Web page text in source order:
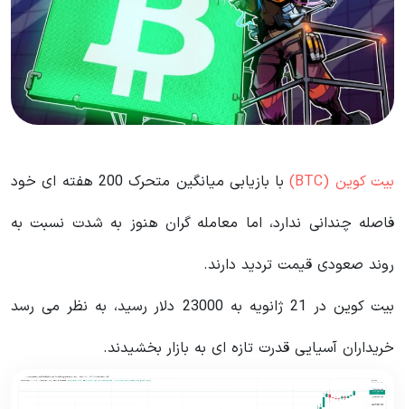
بیت کوین (BTC)
با بازیابی میانگین متحرک 200 هفته ای خود
فاصله چندانی ندارد، اما معامله گران هنوز به شدت نسبت به
روند صعودی قیمت تردید دارند.
بیت کوین در 21 ژانویه به 23000 دلار رسید، به نظر می رسد
خریداران آسیایی قدرت تازه ای به بازار بخشیدند.